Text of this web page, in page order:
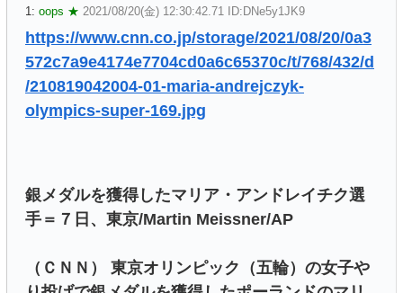
1: oops ★ 2021/08/20(金) 12:30:42.71 ID:DNe5y1JK9
https://www.cnn.co.jp/storage/2021/08/20/0a3
572c7a9e4174e7704cd0a6c65370c/t/768/432/d
/210819042004-01-maria-andrejczyk-
olympics-super-169.jpg
銀メダルを獲得したマリア・アンドレイチク選
手＝７日、東京/Martin Meissner/AP
（ＣＮＮ） 東京オリンピック（五輪）の女子や